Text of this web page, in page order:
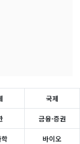
국제
금융·증권
바이오